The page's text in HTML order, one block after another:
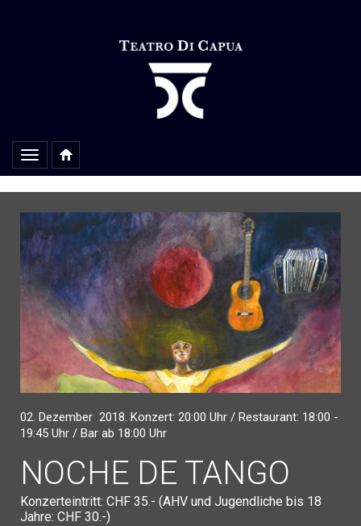
Alterar
navegação
02. Dezember 2018. Konzert: 20:00 Uhr / Restaurant: 18:00 -
19:45 Uhr / Bar ab 18:00 Uhr
NOCHE DE TANGO
Konzerteintritt: CHF 35.- (AHV und Jugendliche bis 18
Jahre: CHF 30.-)